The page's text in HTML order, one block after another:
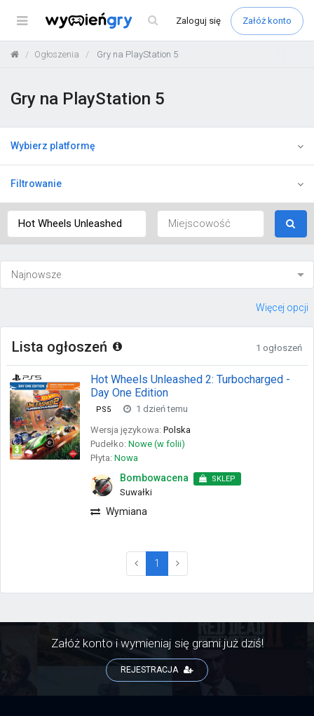
Menu Zaloguj się Załóż konto
Ogłoszenia Gry na PlayStation 5
Gry na PlayStation 5
Wybierz platformę
Filtrowanie
Więcej opcji
Lista ogłoszeń 1 ogłoszeń
Hot Wheels Unleashed 2: Turbocharged -
Day One Edition
PS5
1 dzień temu
Wersja językowa: Polska
Pudełko: Nowe (w folii)
Płyta: Nowa
Bombowacena SKLEP
Suwałki
Wymiana
1 (current)
Załóż konto i wymieniaj się grami już dziś!
REJESTRACJA